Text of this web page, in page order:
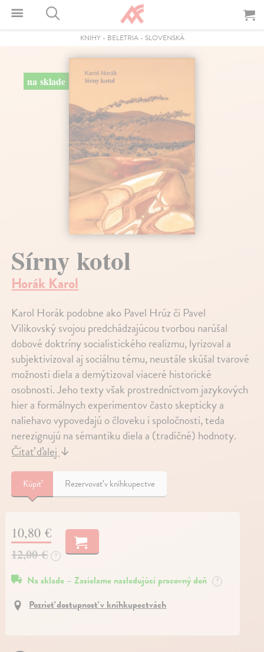
KNIHY- BELETRIA- SLOVENSKÁ
na sklade
Sírny kotol
Horák Karol
Karol Horák podobne ako Pavel Hrúz či Pavel
Vilikovský svojou predchádzajúcou tvorbou narúšal
dobové doktríny socialistického realizmu, lyrizoval a
subjektivizoval aj sociálnu tému, neustále skúšal tvarové
možnosti diela a demýtizoval viaceré historické
osobnosti. Jeho texty však prostredníctvom jazykových
hier a formálnych experimentov často skepticky a
naliehavo vypovedajú o človeku i spoločnosti, teda
nerezignujú na sémantiku diela a (tradičné) hodnoty.
Čítať ďalej↓
Kúpiť Rezervovať v kníhkupectve
10,80 €
12,00 €
?
Na sklade – Zasielame nasledujúci pracovný deň ?
Pozrieť dostupnosť v kníhkupectvách